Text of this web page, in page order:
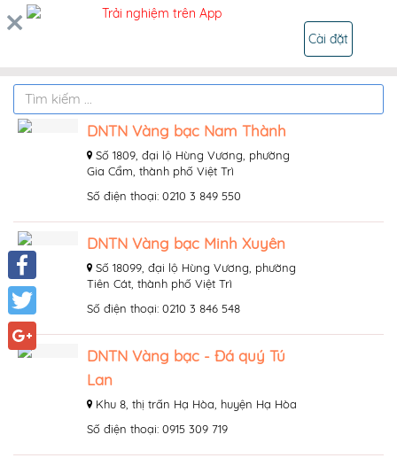
Facebook
Twitter
DNTN Vàng bạc Nam Thành
Số 1809, đại lộ Hùng Vương, phường
Gia Cẩm, thành phố Việt Trì
Số điện thoại: 0210 3 849 550
DNTN Vàng bạc Minh Xuyên
Số 18099, đại lộ Hùng Vương, phường
Tiên Cát, thành phố Việt Trì
Số điện thoại: 0210 3 846 548
DNTN Vàng bạc - Đá quý Tú
Lan
Khu 8, thị trấn Hạ Hòa, huyện Hạ Hòa
Số điện thoại: 0915 309 719
Trải nghiệm trên App
Cài đặt